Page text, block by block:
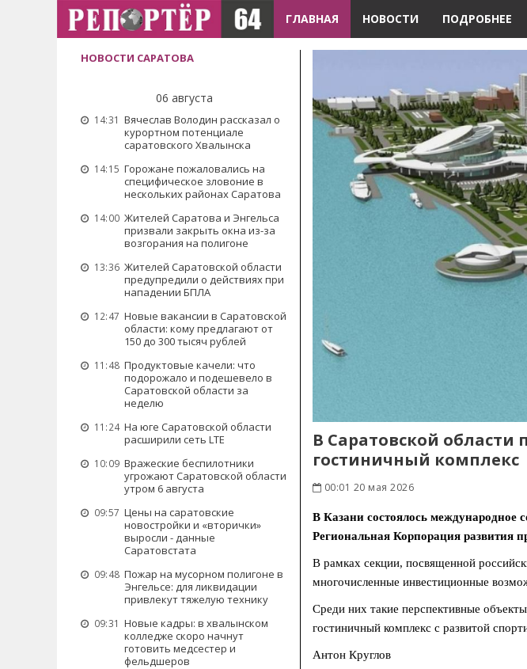
ГЛАВНАЯ НОВОСТИ ПОДРОБНЕЕ
НОВОСТИ САРАТОВА
06 августа
14:31 Вячеслав Володин рассказал о
курортном потенциале
саратовского Хвалынска
14:15 Горожане пожаловались на
специфическое зловоние в
нескольких районах Саратова
14:00 Жителей Саратова и Энгельса
призвали закрыть окна из-за
возгорания на полигоне
13:36 Жителей Саратовской области
предупредили о действиях при
нападении БПЛА
12:47 Новые вакансии в Саратовской
области: кому предлагают от
150 до 300 тысяч рублей
11:48 Продуктовые качели: что
подорожало и подешевело в
Саратовской области за
неделю
11:24 На юге Саратовской области
расширили сеть LTE
10:09 Вражеские беспилотники
угрожают Саратовской области
утром 6 августа
09:57 Цены на саратовские
новостройки и «вторички»
выросли - данные
Саратовстата
09:48 Пожар на мусорном полигоне в
Энгельсе: для ликвидации
привлекут тяжелую технику
09:31 Новые кадры: в хвалынском
колледже скоро начнут
готовить медсестер и
фельдшеров
В Саратовской области
гостиничный комплекс
00:01 20 мая 2026
В Казани состоялось
Региональная Корпорация развития
В рамках секции, посвященной
многочисленные инвестиционные
Среди них такие перспективные
гостиничный комплекс с развитой
Антон Круглов